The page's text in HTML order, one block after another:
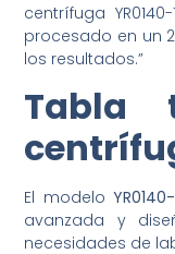
centrífuga
procesado en un
los resultados.”
Tabla
El modeloYR0140-
avanzada y
necesidades de